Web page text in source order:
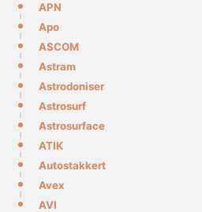
APN
Apo
ASCOM
Astram
Astrodoniser
Astrosurf
Astrosurface
ATIK
Autostakkert
Avex
AVI